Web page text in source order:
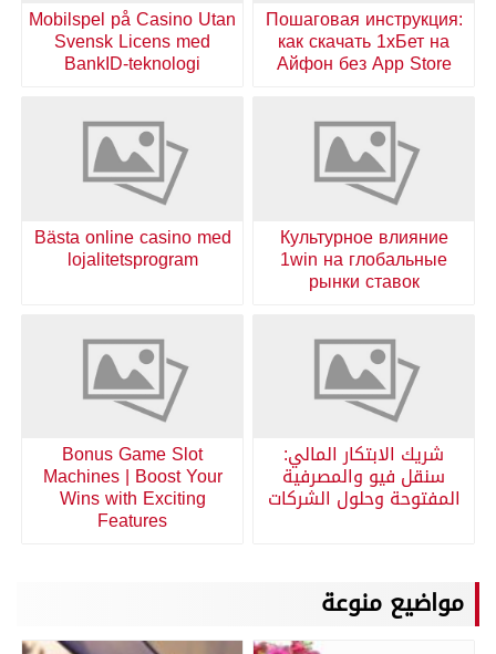
Пошаговая инструкция:
как скачать 1хБет на
Айфон без App Store
Mobilspel på Casino Utan
Svensk Licens med
BankID-teknologi
Культурное влияние
1win на глобальные
рынки ставок
Bästa online casino med
lojalitetsprogram
شريك الابتكار المالي:
سنقل فيو والمصرفية
المفتوحة وحلول الشركات
Bonus Game Slot
Machines | Boost Your
Wins with Exciting
Features
مواضيع منوعة